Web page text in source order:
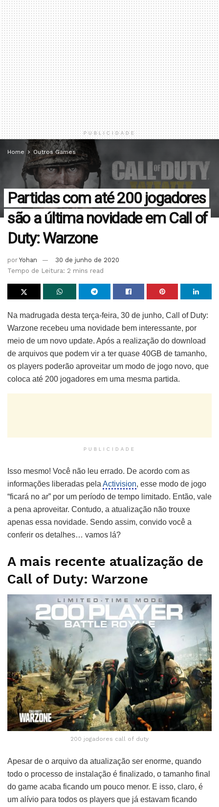
PUBLICIDADE
Home Outros Games
Partidas com até 200 jogadores
são a última novidade em Call of
Duty: Warzone
por Yohan
30 de junho de 2020
Tempo de Leitura: 2 mins read
Na madrugada desta terça-feira, 30 de junho, Call of Duty:
Warzone recebeu uma novidade bem interessante, por
meio de um novo update. Após a realização do download
de arquivos que podem vir a ter quase 40GB de tamanho,
os players poderão aproveitar um modo de jogo novo, que
coloca até 200 jogadores em uma mesma partida.
PUBLICIDADE
Isso mesmo! Você não leu errado. De acordo com as
informações liberadas pela Activision, esse modo de jogo
“ficará no ar” por um período de tempo limitado. Então, vale
a pena aproveitar. Contudo, a atualização não trouxe
apenas essa novidade. Sendo assim, convido você a
conferir os detalhes… vamos lá?
A mais recente atualização de
Call of Duty: Warzone
200 jogadores call of duty
Apesar de o arquivo da atualização ser enorme, quando
todo o processo de instalação é finalizado, o tamanho final
do game acaba ficando um pouco menor. E isso, claro, é
um alívio para todos os players que já estavam ficando